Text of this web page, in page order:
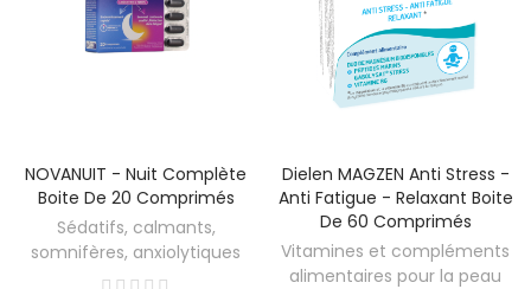
NOVANUIT - Nuit Complète
Boite De 20 Comprimés
Sédatifs, calmants,
somnifères, anxiolytiques
Dielen MAGZEN Anti Stress -
Anti Fatigue - Relaxant Boite
De 60 Comprimés
Vitamines et compléments
alimentaires pour la peau